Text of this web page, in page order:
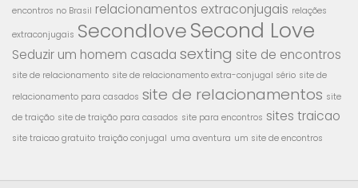
encontros no Brasil relacionamentos extraconjugais relações
extraconjugais SecondloveSecond Love
Seduzir um homem casada sexting site de encontros
site de relacionamento site de relacionamento extra-conjugal sério site de
relacionamento para casados site de relacionamentos site
de traição site de traição para casados site para encontros sites traicao
site traicao gratuito traição conjugal uma aventura um site de encontros